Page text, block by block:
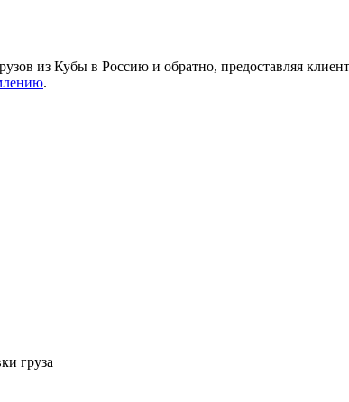
из Кубы в Россию и обратно, предоставляя
.
груза